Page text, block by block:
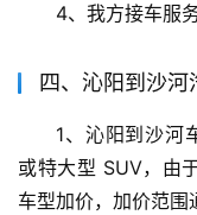
4、我方接车服
四、沁阳到沙
1、沁阳到沙河
或特大型 SUV，由
车型加价，加价范围